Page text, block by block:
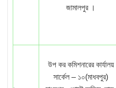
জামালপুর ।
উপ কর কমিশনারের কার্যালয়
সার্কেল – ১০(মাধবপুর)